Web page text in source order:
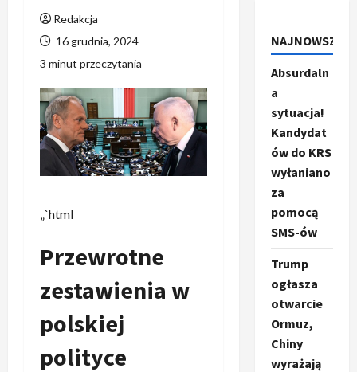
Redakcja
16 grudnia, 2024
3 minut przeczytania
„`html
Przewrotne
zestawienia w
polskiej
polityce
NAJNOWSZE
Absurdaln
a
sytuacja!
Kandydat
ów do KRS
wyłaniano
za
pomocą
SMS-ów
Trump
ogłasza
otwarcie
Ormuz,
Chiny
wyrażają